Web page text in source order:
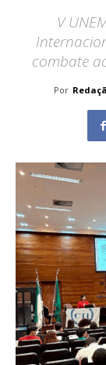
V
combate
Por